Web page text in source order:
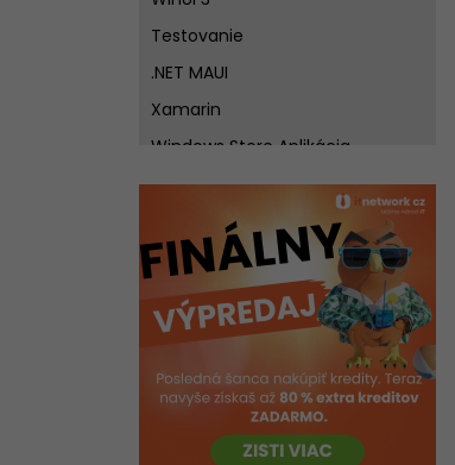
Testovanie
.NET MAUI
Xamarin
Windows Store Aplikácia
Visual Studio
MonoGame
Unity 3D
Test znalostí C # .NET online
Práce so sieťou
EF Core
Konzola
VS Code